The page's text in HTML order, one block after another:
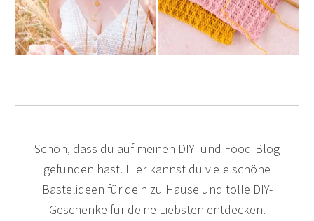
Schön, dass du auf meinen DIY- und Food-Blog
gefunden hast. Hier kannst du viele schöne
Bastelideen für dein zu Hause und tolle DIY-
Geschenke für deine Liebsten entdecken.